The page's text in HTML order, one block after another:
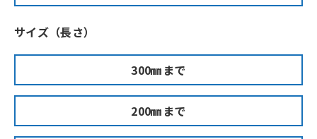
サイズ（長さ）
300㎜まで
200㎜まで